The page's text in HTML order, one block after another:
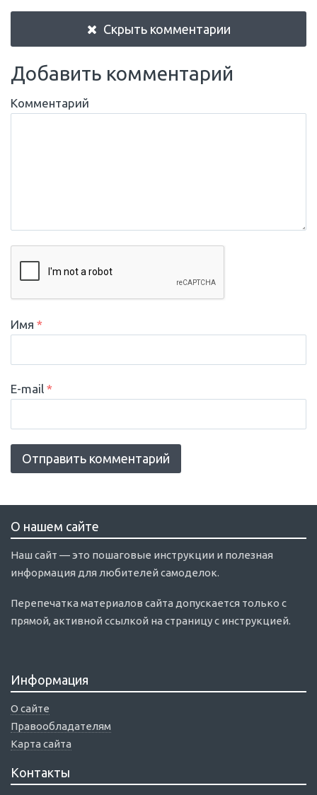
Скрыть комментарии
Добавить комментарий
Комментарий
Имя *
E-mail *
О нашем сайте
Наш сайт — это пошаговые инструкции и полезная
информация для любителей самоделок.
Перепечатка материалов сайта допускается только с
прямой, активной ссылкой на страницу с инструкцией.
Информация
О сайте
Правообладателям
Карта сайта
Контакты